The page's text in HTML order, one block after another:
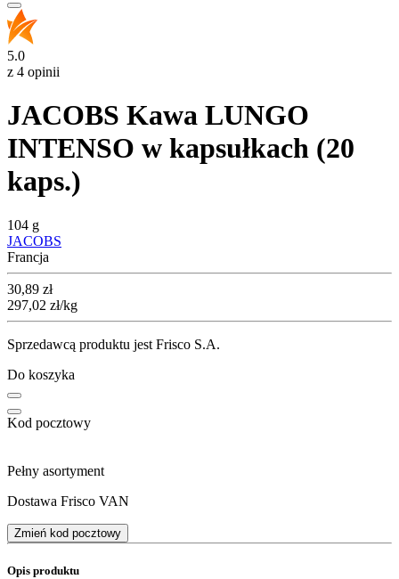
5.0
z 4 opinii
JACOBS Kawa LUNGO
INTENSO w kapsułkach (20
kaps.)
104 g
JACOBS
Francja
Cena
30,89 zł
297,02 zł/kg
Sprzedawcą produktu jest Frisco S.A.
Do koszyka
Kod pocztowy
Pełny asortyment
Dostawa Frisco VAN
Zmień kod pocztowy
Opis produktu